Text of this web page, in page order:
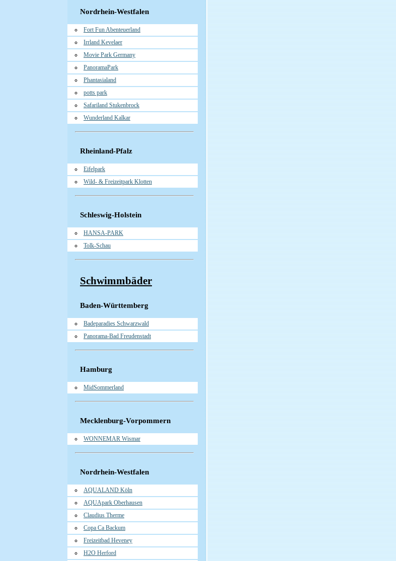
Nordrhein-Westfalen
Fort Fun Abenteuerland
Irrland Kevelaer
Movie Park Germany
PanoramaPark
Phantasialand
potts park
Safariland Stukenbrock
Wunderland Kalkar
Rheinland-Pfalz
Eifelpark
Wild- & Freizeitpark Klotten
Schleswig-Holstein
HANSA-PARK
Tolk-Schau
Schwimmbäder
Baden-Württemberg
Badeparadies Schwarzwald
Panorama-Bad Freudenstadt
Hamburg
MidSommerland
Mecklenburg-Vorpommern
WONNEMAR Wismar
Nordrhein-Westfalen
AQUALAND Köln
AQUApark Oberhausen
Claudius Therme
Copa Ca Backum
Freizeitbad Heveney
H2O Herford